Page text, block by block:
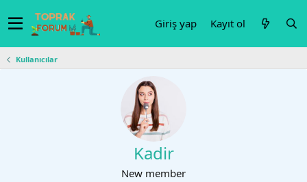
Giriş yap Kayıt ol
Kullanıcılar
Kadir
New member